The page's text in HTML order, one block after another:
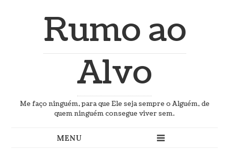
Rumo ao
Alvo
Me faço ninguém, para que Ele seja sempre o Alguém, de
quem ninguém consegue viver sem.